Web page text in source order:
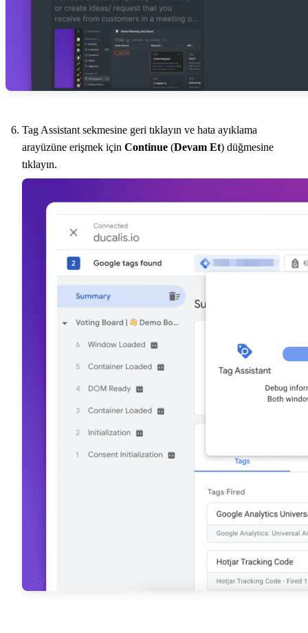
Tag Assistant sekmesine geri tıklayın ve hata ayıklama
arayüzüne erişmek için Continue (Devam Et) düğmesine
tıklayın.